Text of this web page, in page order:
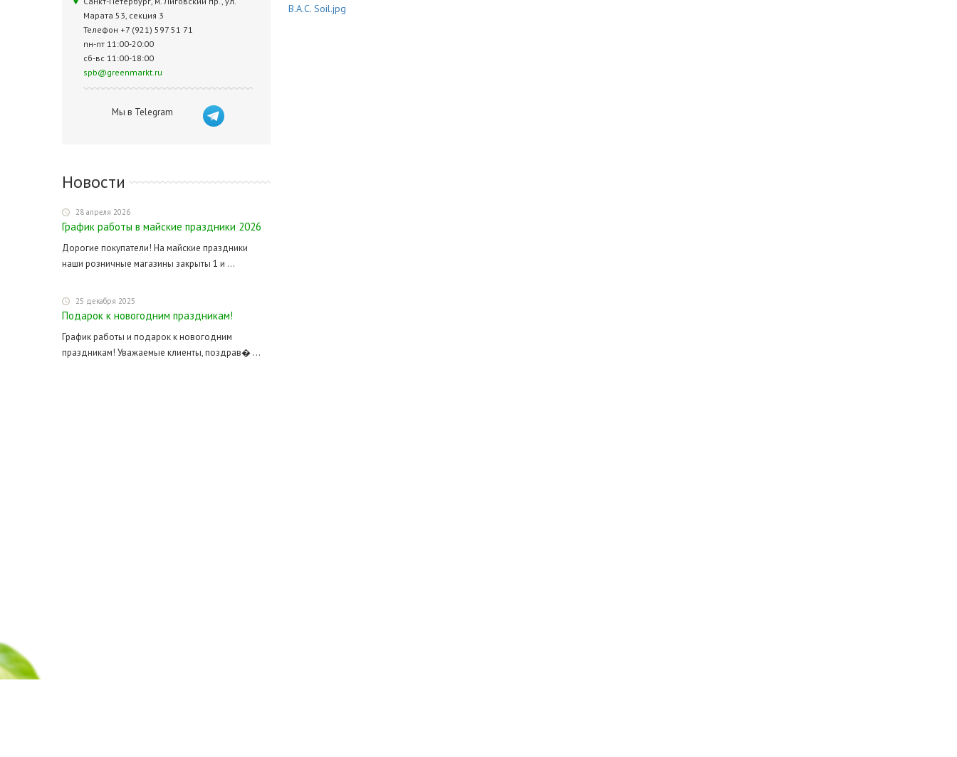
Марата 53, секция 3
Телефон +7 (921) 597 51 71
пн-пт 11:00-20:00
сб-вс 11:00-18:00
spb@greenmarkt.ru
Мы в Telegram
Новости
28 апреля 2026
График работы в майские праздники 2026
Дорогие покупатели! На майские праздники
наши розничные магазины закрыты 1 и ...
25 декабря 2025
Подарок к новогодним праздникам!
График работы и подарок к новогодним
праздникам! Уважаемые клиенты, поздрав� ...
B.A.C. Soil.jpg